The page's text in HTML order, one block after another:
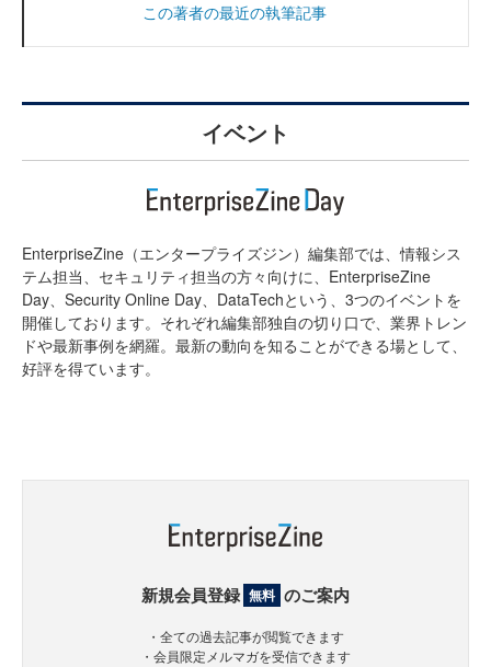
この著者の最近の執筆記事
イベント
EnterpriseZine（エンタープライズジン）編集部では、情報シス
テム担当、セキュリティ担当の方々向けに、EnterpriseZine
Day、Security Online Day、DataTechという、3つのイベントを
開催しております。それぞれ編集部独自の切り口で、業界トレン
ドや最新事例を網羅。最新の動向を知ることができる場として、
好評を得ています。
新規会員登録 無料 のご案内
・全ての過去記事が閲覧できます
・会員限定メルマガを受信できます